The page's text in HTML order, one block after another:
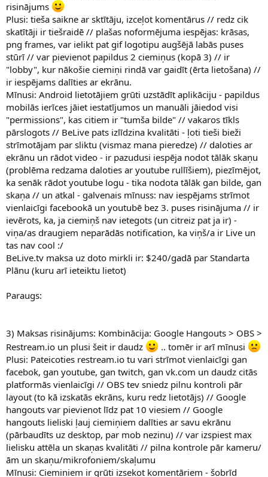
risinājums
Plusi: tieša saikne ar sktītāju, izceļot komentārus // redz cik
skatītāji ir tiešraidē // plašas noformējuma iespējas: krāsas,
png frames, var ielikt pat gif logotipu augšējā labās puses
stūrī // var pievienot papildus 2 ciemiņus (kopā 3) // ir
"lobby", kur nākošie ciemiņi rindā var gaidīt (ērta lietošana) //
ir iespējams dalīties ar ekrānu.
Mīnusi: Android lietotājiem grūti uzstādīt aplikāciju - papildus
mobilās ierīces jāiet iestatījumos un manuāli jāiedod visi
"permissions", kas citiem ir "tumša bilde" // vakaros tīkls
pārslogots // BeLive pats izlīdzina kvalitāti - ļoti tieši bieži
strīmotājam par sliktu (vismaz mana pieredze) // daloties ar
ekrānu un rādot video - ir pazudusi iespēja nodot tālāk skaņu
(problēma redzama daloties ar youtube rullīšiem), piezīmējot,
ka senāk rādot youtube logu - tika nodota tālāk gan bilde, gan
skaņa // un atkal - galvenais mīnuss: nav iespējams strīmot
vienlaicīgi facebookā un youtubē bez 3. puses risinājuma // ir
ievērots, ka, ja ciemiņš nav ietegots (un citreiz pat ja ir) -
viņa/as draugiem neparādās notification, ka viņš/a ir Live un
tas nav cool :/
BeLive.tv maksa uz doto mirkli ir: $240/gadā par Standarta
Plānu (kuru arī ieteiktu lietot)
Paraugs:
3) Maksas risinājums: Kombinācija: Google Hangouts > OBS >
Restream.io un plusi šeit ir daudz
.. tomēr ir arī mīnusi
Plusi: Pateicoties restream.io tu vari strīmot vienlaicīgi gan
facebok, gan youtube, gan twitch, gan vk.com un daudz citās
platformās vienlaicīgi // OBS tev sniedz pilnu kontroli pār
layout (to kā izskatās ekrāns, kuru redz lietotājs) // Google
hangouts var pievienot līdz pat 10 viesiem // Google
hangouts lieliski ļauj ciemiņiem dalīties ar savu ekrānu
(pārbaudīts uz desktop, par mob nezinu) // var izspiest max
lielisku attēla un skaņas kvalitāti // pilna kontrole pār kameru/
ām un skaņu/mikrofoniem/skaļumu
Mīnusi: Ciemiņiem ir grūti izsekot komentāriem - šobrīd